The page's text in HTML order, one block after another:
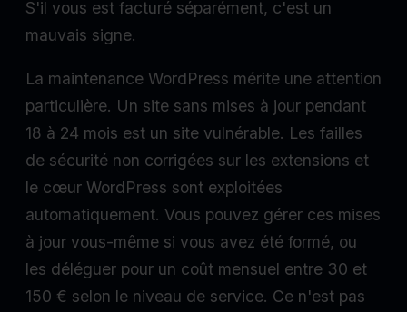
S'il vous est facturé séparément, c'est un
mauvais signe.
La maintenance WordPress mérite une attention
particulière. Un site sans mises à jour pendant
18 à 24 mois est un site vulnérable. Les failles
de sécurité non corrigées sur les extensions et
le cœur WordPress sont exploitées
automatiquement. Vous pouvez gérer ces mises
à jour vous-même si vous avez été formé, ou
les déléguer pour un coût mensuel entre 30 et
150 € selon le niveau de service. Ce n'est pas